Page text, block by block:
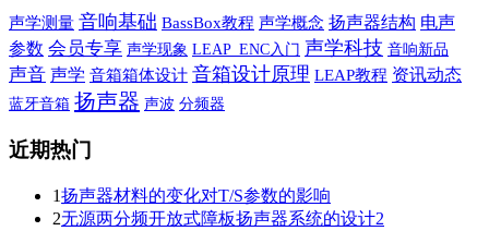
声学测量 音响基础 BassBox教程 声学概念 扬声器结构 电声
参数 会员专享 声学现象 LEAP_ENC入门 声学科技 音响新品
声音 声学 音箱箱体设计 音箱设计原理 LEAP教程 资讯动态
蓝牙音箱 扬声器 声波 分频器
近期热门
1扬声器材料的变化对T/S参数的影响
2无源两分频开放式障板扬声器系统的设计2